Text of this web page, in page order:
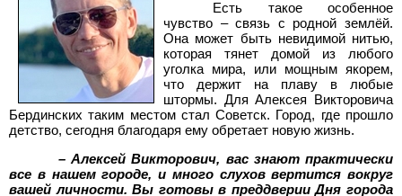
Есть такое особенное
чувство – связь с родной землёй.
Она может быть невидимой нитью,
которая тянет домой из любого
уголка мира, или мощным якорем,
что держит на плаву в любые
штормы. Для Алексея Викторовича
Бердинских таким местом стал Советск. Город, где прошло
детство, сегодня благодаря ему обретает новую жизнь.
– Алексей Викторович, вас знают практически
все в нашем городе, и много слухов вертится вокруг
вашей личности. Вы готовы в преддверии Дня города